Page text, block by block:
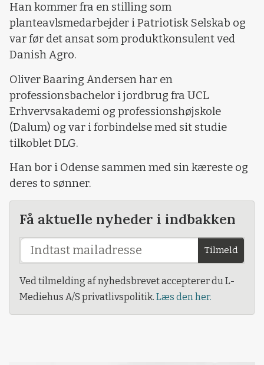
Han kommer fra en stilling som
planteavlsmedarbejder i Patriotisk Selskab og
var før det ansat som produktkonsulent ved
Danish Agro.
Oliver Baaring Andersen har en
professionsbachelor i jordbrug fra UCL
Erhvervsakademi og professionshøjskole
(Dalum) og var i forbindelse med sit studie
tilkoblet DLG.
Han bor i Odense sammen med sin kæreste og
deres to sønner.
Få aktuelle nyheder i indbakken
Tilmeld
Ved tilmelding af nyhedsbrevet accepterer du L-
Mediehus A/S privatlivspolitik. Læs den her.